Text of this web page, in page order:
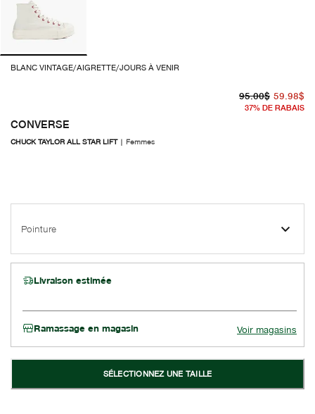
BLANC VINTAGE/AIGRETTE/JOURS À VENIR
CONVERSE
CHUCK TAYLOR ALL STAR LIFT| Femmes
95.00$ 59.98$
37% DE RABAIS
Pointure
Livraison estimée
Ramassage en magasin Voir magasins
SÉLECTIONNEZ UNE TAILLE